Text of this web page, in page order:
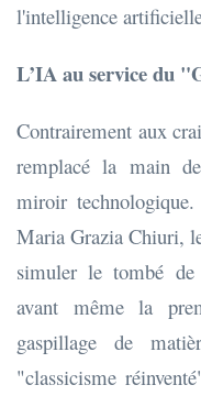
l'intelligence
L’IA au service du
Contrairement aux
remplacé la main
miroir technologique.
Maria Grazia Chiuri,
simuler le tombé de
avant même la
gaspillage de
"classicisme